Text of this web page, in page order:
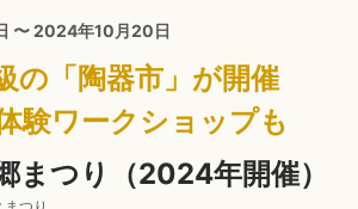
〜 2024年10月20日
の「陶器市」が開催
験ワークショップも
まつり（2024年開催）